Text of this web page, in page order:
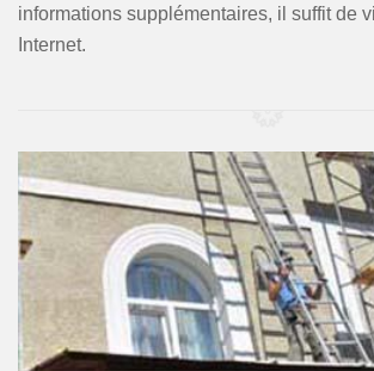
informations supplémentaires, il suffit de
Internet.